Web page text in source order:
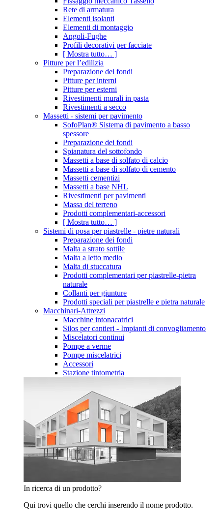
Rete di armatura
Elementi isolanti
Elementi di montaggio
Angoli-Fughe
Profili decorativi per facciate
[ Mostra tutto… ]
Pitture per l’edilizia
Preparazione dei fondi
Pitture per interni
Pitture per esterni
Rivestimenti murali in pasta
Rivestimenti a secco
Massetti - sistemi per pavimento
SofoPlan® Sistema di pavimento a basso
spessore
Preparazione dei fondi
Spianatura del sottofondo
Massetti a base di solfato di calcio
Massetti a base di solfato di cemento
Massetti cementizi
Massetti a base NHL
Rivestimenti per pavimenti
Massa del terreno
Prodotti complementari-accessori
[ Mostra tutto… ]
Sistemi di posa per piastrelle - pietre naturali
Preparazione dei fondi
Malta a strato sottile
Malta a letto medio
Malta di stuccatura
Prodotti complementari per piastrelle-pietra
naturale
Collanti per giunture
Prodotti speciali per piastrelle e pietra naturale
Macchinari-Attrezzi
Macchine intonacatrici
Silos per cantieri - Impianti di convogliamento
Miscelatori continui
Pompe a verme
Pompe miscelatrici
Accessori
Stazione tintometria
In ricerca di un prodotto?
Qui trovi quello che cerchi inserendo il nome prodotto.